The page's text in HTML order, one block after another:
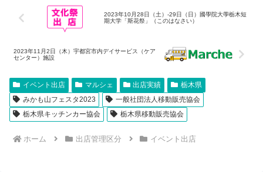
2023年10月28日（土）-29日（日）國學院大學栃木短
期大学「斯花祭」（このはなさい）
2023年11月2日（木）宇都宮市内デイサービス（ケア
センター）施設
イベント出店 マルシェ 出店実績
栃木県
みかも山フェスタ2023
一般社団法人移動販売協会
栃木県キッチンカー協会
栃木県移動販売協会
ホーム 出店管理区分 イベント出店